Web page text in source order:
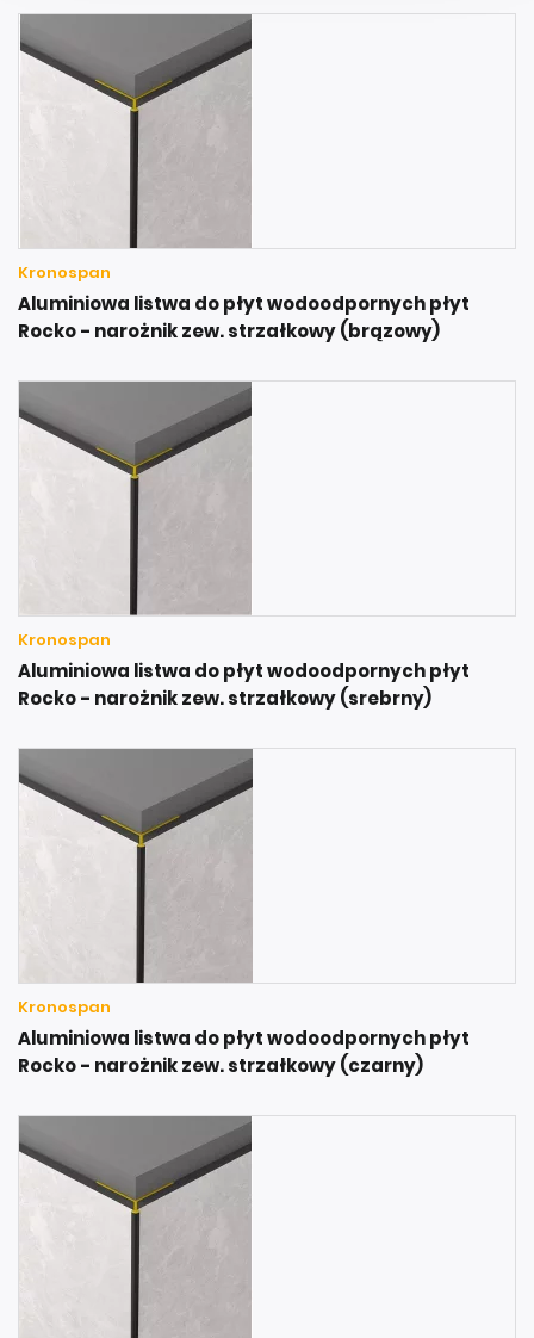
Kronospan
Aluminiowa listwa do płyt wodoodpornych płyt
Rocko - narożnik zew. strzałkowy (brązowy)
Kronospan
Aluminiowa listwa do płyt wodoodpornych płyt
Rocko - narożnik zew. strzałkowy (srebrny)
Kronospan
Aluminiowa listwa do płyt wodoodpornych płyt
Rocko - narożnik zew. strzałkowy (czarny)